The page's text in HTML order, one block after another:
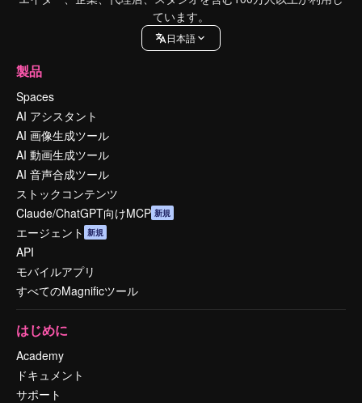
ています。
日本語
製品
Spaces
AI アシスタント
AI 画像生成ツール
AI 動画生成ツール
AI 音声合成ツール
ストックコンテンツ
Claude/ChatGPT向けMCP 新規
エージェント 新規
API
モバイルアプリ
すべてのMagnificツール
はじめに
Academy
ドキュメント
サポート